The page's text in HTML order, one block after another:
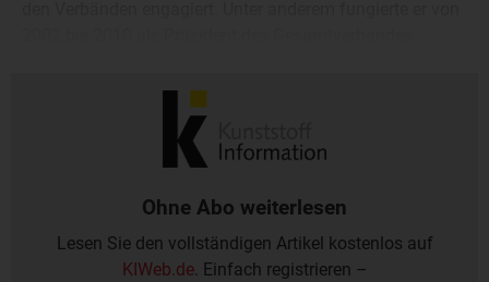
Ohne Abo weiterlesen
Lesen Sie den vollständigen Artikel kostenlos auf
KIWeb.de. Einfach registrieren –